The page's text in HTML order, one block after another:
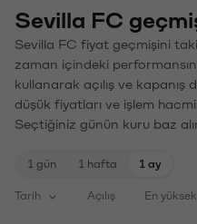
Sevilla FC
Sevilla FC fiyat geçmişini
zaman içindeki
kullanarak açılış ve kapanış
düşük fiyatları ve işlem
Seçtiğiniz günün kuru baz
1 gün 1 hafta 1 ay
Tarih Açılış En yüksek